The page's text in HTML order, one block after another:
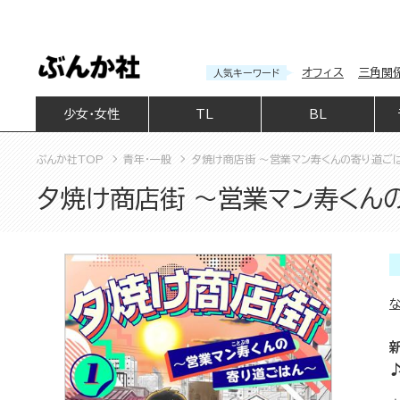
人気キーワード オフィス 三角関
少女・女性 BL
ぶんか社TOP 青年・一般 夕焼け商店街 ～営業マン寿くんの寄り道ごは
夕焼け商店街 ～営業マン寿くん